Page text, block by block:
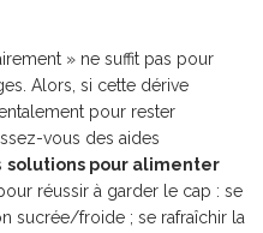
» ne suffit pas pour
Alors, si cette dérive
pour rester
vous des aides
solutions pour alimenter
réussir à garder le cap : se
sucrée/froide ; se rafraîchir la